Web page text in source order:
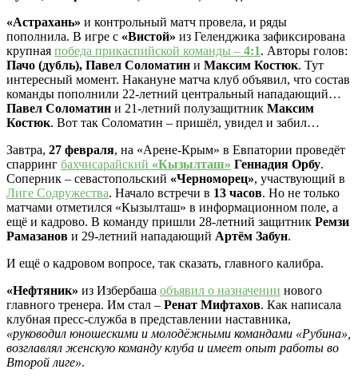
«Астрахань» и контрольный матч провела, и ряды
пополнила. В игре с «Вистой» из Геленджика зафиксирована
крупная победа прикаспийской команды – 4:1. Авторы голов:
Пачо (дубль), Павел Соломатин и Максим Костюк. Тут
интересный момент. Накануне матча клуб объявил, что состав
команды пополнили 22-летний центральный нападающий…
Павел Соломатин и 21-летний полузащитник Максим
Костюк. Вот так Соломатин – пришёл, увидел и забил…
Завтра, 27 февраля, на «Арене-Крым» в Евпатории проведёт
спарринг бахчисарайский «Кызылташ» Геннадия Орбу.
Соперник – севастопольский «Черноморец», участвующий в
Лиге Содружества. Начало встречи в 13 часов. Но не только
матчами отметился «Кызылташ» в информационном поле, а
ещё и кадрово. В команду пришли 28-летний защитник Ремзи
Рамазанов и 29-летний нападающий Артём Забун.
И ещё о кадровом вопросе, так сказать, главного калибра.
«Нефтяник» из Избербаша объявил о назначении нового
главного тренера. Им стал – Ренат Мифтахов. Как написала
клубная пресс-служба в представлении наставника,
«руководил юношескими и молодёжными командами «Рубина»,
возглавлял женскую команду клуба и имеет опыт работы во
Второй лиге».